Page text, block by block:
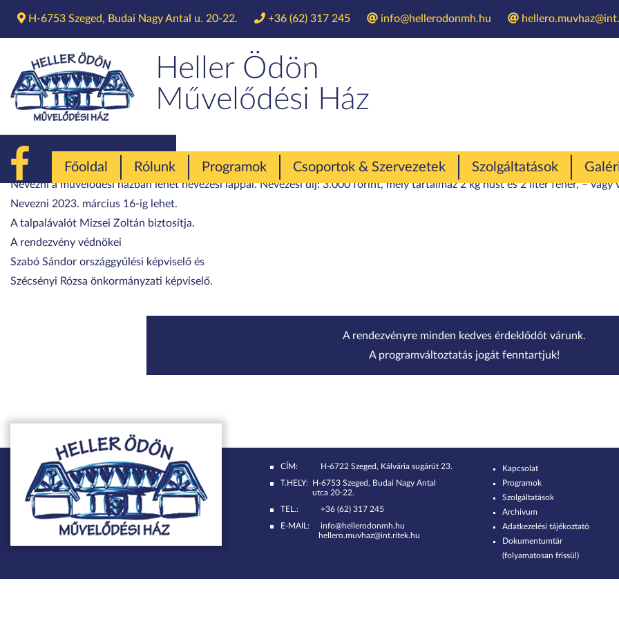
H-6753 Szeged, Budai Nagy Antal u. 20-22. +36 (62) 317 245 info@hellerodonmh.hu
Heller Ödön
Művelődési Ház
Főoldal Rólunk Programok Csoportok & Szervezetek Szolgáltatások
V. Pecsenyesütő – és
2023. március 18-án szombaton 9-13 óra között ismét megmérettetik, ki a legjobb pecsenyesütő és forralt bor készítő a
Nevezni a művelődési házban lehet nevezési lappal. Nevezési díj: 3.000 forint, mely tartalmaz 2 kg húst és 2 liter fehér, – vagy
Nevezni 2023. március 16-ig lehet.
A talpalávalót Mizsei Zoltán biztosítja.
A rendezvény védnökei
Szabó Sándor országgyűlési képviselő és
Szécsényi Rózsa önkormányzati képviselő.
A rendezvényre minden kedves érdeklődőt várunk.
A programváltoztatás jogát fenntartjuk!
CÍM:
H-6722 Szeged, Kálvária sugárút 23.
T.HELY: H-6753 Szeged, Budai Nagy Antal
utca 20-22.
TEL.:
+36 (62) 317 245
E-MAIL:
info@hellerodonmh.hu
hellero.muvhaz@int.ritek.hu
Kapcsolat
Programok
Szolgáltatások
Archívum
Adatkezelési tájékoztató
Dokumentumtár
(folyamatosan frissül)